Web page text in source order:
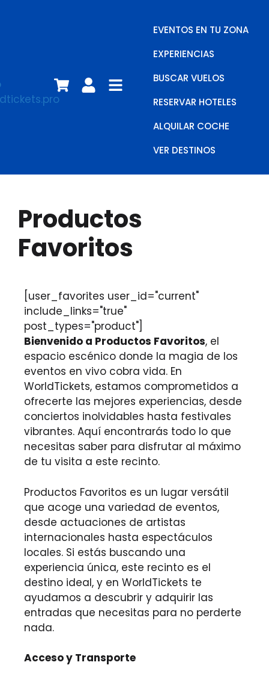
EVENTOS EN TU ZONA
EXPERIENCIAS
BUSCAR VUELOS
RESERVAR HOTELES
ALQUILAR COCHE
VER DESTINOS
Productos
Favoritos
[user_favorites user_id="current"
include_links="true"
post_types="product"]
Bienvenido a Productos Favoritos, el
espacio escénico donde la magia de los
eventos en vivo cobra vida. En
WorldTickets, estamos comprometidos a
ofrecerte las mejores experiencias, desde
conciertos inolvidables hasta festivales
vibrantes. Aquí encontrarás todo lo que
necesitas saber para disfrutar al máximo
de tu visita a este recinto.
Productos Favoritos es un lugar versátil
que acoge una variedad de eventos,
desde actuaciones de artistas
internacionales hasta espectáculos
locales. Si estás buscando una
experiencia única, este recinto es el
destino ideal, y en WorldTickets te
ayudamos a descubrir y adquirir las
entradas que necesitas para no perderte
nada.
Acceso y Transporte